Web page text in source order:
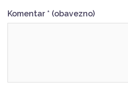
Komentar * (obavezno)